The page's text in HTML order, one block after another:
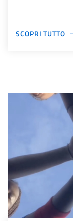
SCOPRI TUTTO